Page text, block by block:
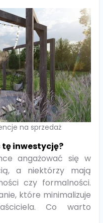
na sprzedaż
inwestycję?
angażować się w
a niektórzy mają
czy formalności.
które minimalizuje
Co warto